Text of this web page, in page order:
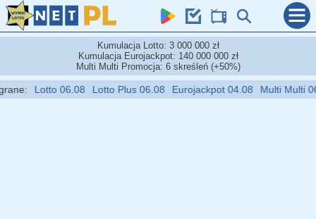
Kumulacja Lotto: 3 000 000 zł
Kumulacja Eurojackpot: 140 000 000 zł
Multi Multi Promocja: 6 skreśleń (+50%)
Lotto 06.08 Lotto Plus 06.08 Eurojackpot 04.08 Multi Multi 06.08